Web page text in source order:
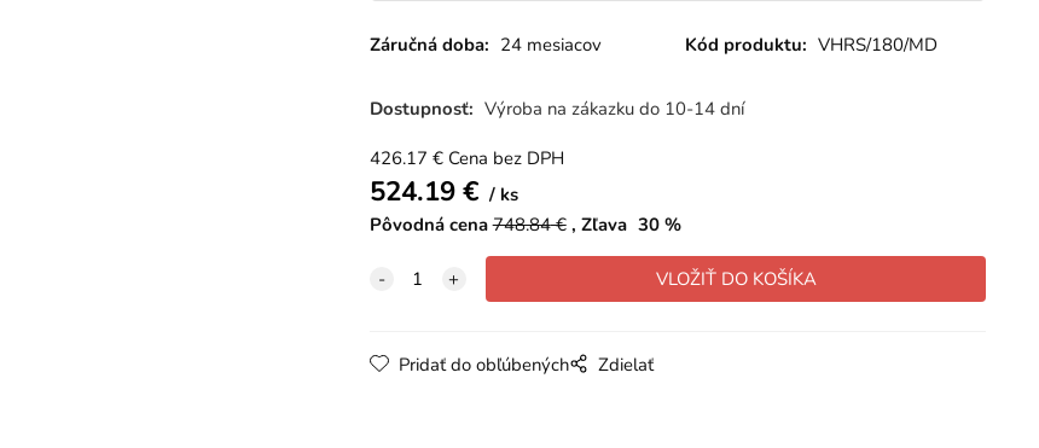
Záručná doba: 24 mesiacov Kód produktu: VHRS/180/MD
Dostupnosť: Výroba na zákazku do 10-14 dní
426.17 € Cena bez DPH
524.19€
ks
Pôvodná cena 748.84€ Zľava 30%
Pridať do obľúbených Zdielať